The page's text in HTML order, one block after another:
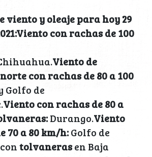
viento y oleaje para hoy 29
con rachas de 100
Viento de
con rachas de 80 a 100
Golfo de
Viento con rachas de 80 a
Durango.Viento
70 a 80 km/h:Golfo de
tolvanerasen Baja